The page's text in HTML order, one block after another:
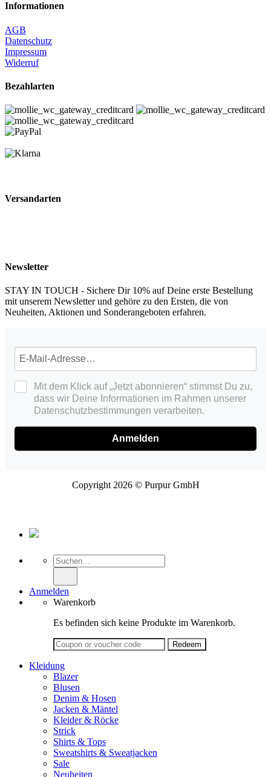
Informationen
AGB
Datenschutz
Impressum
Widerruf
Bezahlarten
Versandarten
Newsletter
STAY IN TOUCH - Sichere Dir 10% auf Deine erste Bestellung
mit unserem Newsletter und gehöre zu den Ersten, die von
Neuheiten, Aktionen und Sonderangeboten erfahren.
Mit dem Klick auf „Jetzt abonnieren“ stimmst Du zu,
dass wir Deine Informationen im Rahmen unserer
Datenschutzbestimmungen verarbeiten.
Anmelden
Copyright 2026 © Purpur GmbH
Suche
nach:
Anmelden
Warenkorb
Es befinden sich keine Produkte im Warenkorb.
Kleidung
Blazer
Blusen
Denim & Hosen
Jacken & Mäntel
Kleider & Röcke
Strick
Shirts & Tops
Sweatshirts & Sweatjacken
Sale
Neuheiten